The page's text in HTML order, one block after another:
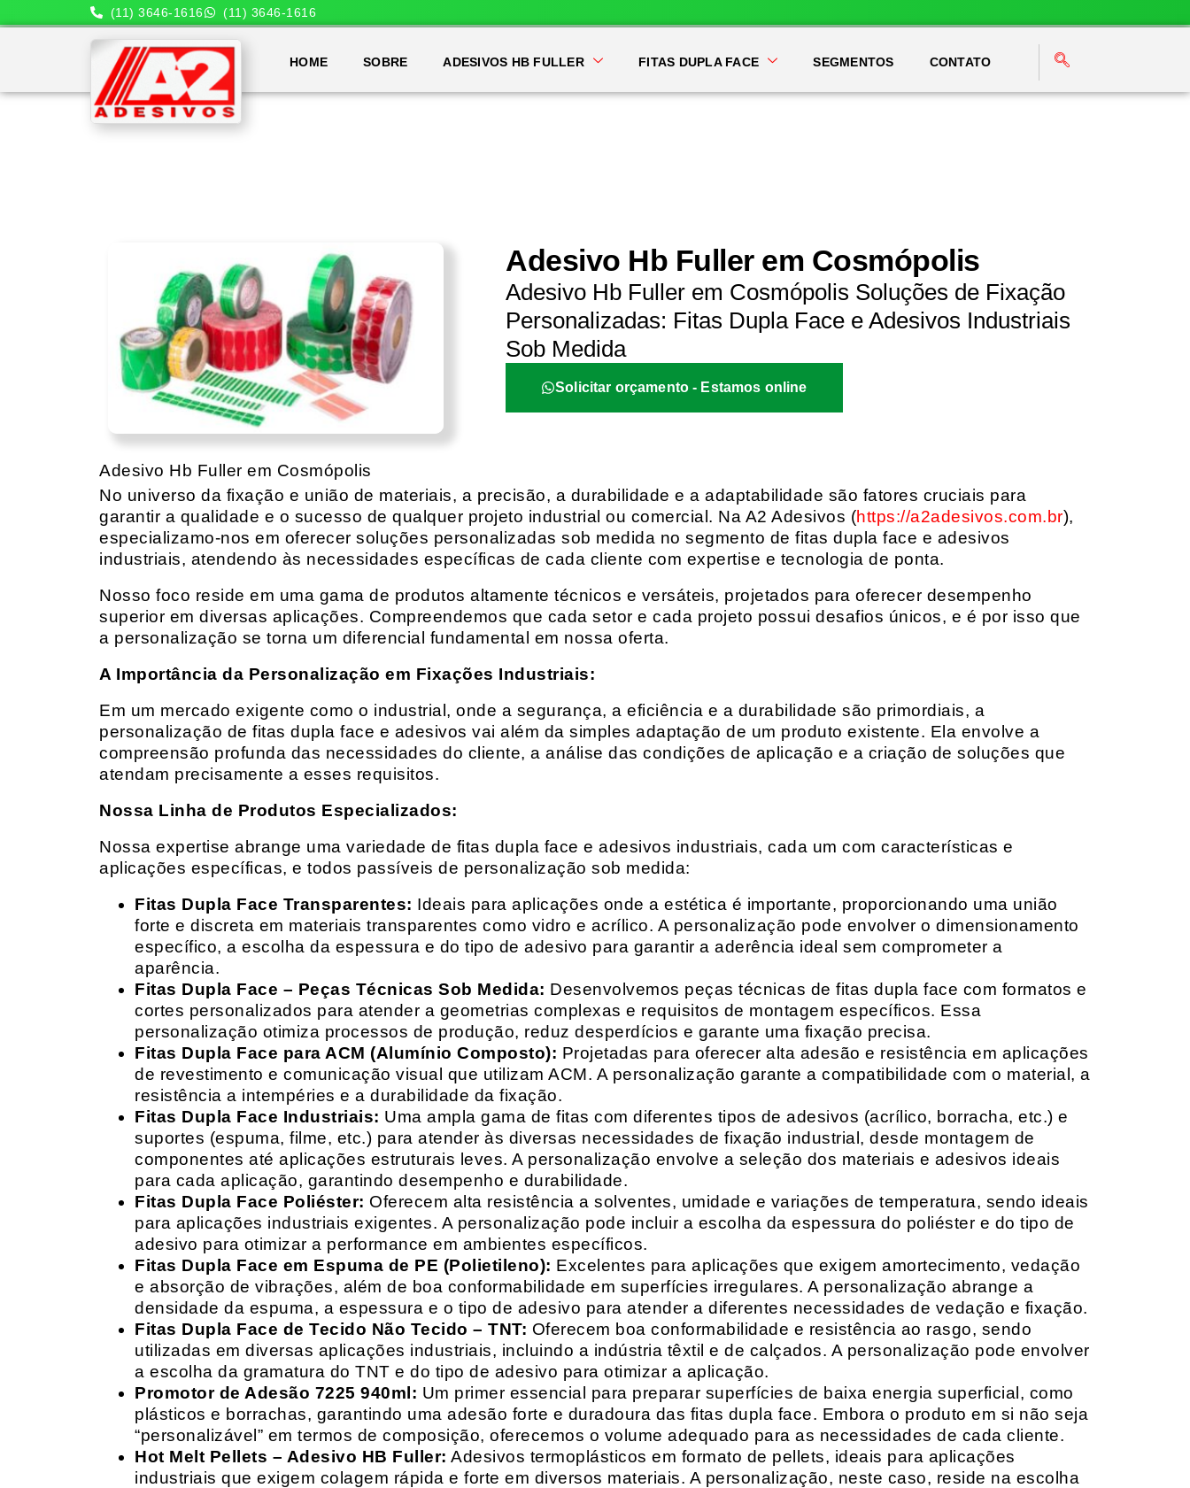
(11) 3646-1616 (11) 3646-1616
HOME SOBRE ADESIVOS HB FULLER FITAS DUPLA FACE SEGMENTOS CONTATO
Adesivo Hb Fuller em Cosmópolis
Adesivo Hb Fuller em Cosmópolis Soluções de Fixação
Personalizadas: Fitas Dupla Face e Adesivos Industriais
Sob Medida
Solicitar orçamento - Estamos online
Adesivo Hb Fuller em Cosmópolis
No universo da fixação e união de materiais, a precisão, a durabilidade e a adaptabilidade são fatores cruciais para
garantir a qualidade e o sucesso de qualquer projeto industrial ou comercial. Na A2 Adesivos (https://a2adesivos.com.br),
especializamo-nos em oferecer soluções personalizadas sob medida no segmento de fitas dupla face e adesivos
industriais, atendendo às necessidades específicas de cada cliente com expertise e tecnologia de ponta.
Nosso foco reside em uma gama de produtos altamente técnicos e versáteis, projetados para oferecer desempenho
superior em diversas aplicações. Compreendemos que cada setor e cada projeto possui desafios únicos, e é por isso que
a personalização se torna um diferencial fundamental em nossa oferta.
A Importância da Personalização em Fixações Industriais:
Em um mercado exigente como o industrial, onde a segurança, a eficiência e a durabilidade são primordiais, a
personalização de fitas dupla face e adesivos vai além da simples adaptação de um produto existente. Ela envolve a
compreensão profunda das necessidades do cliente, a análise das condições de aplicação e a criação de soluções que
atendam precisamente a esses requisitos.
Nossa Linha de Produtos Especializados:
Nossa expertise abrange uma variedade de fitas dupla face e adesivos industriais, cada um com características e
aplicações específicas, e todos passíveis de personalização sob medida:
Fitas Dupla Face Transparentes: Ideais para aplicações onde a estética é importante, proporcionando uma união
forte e discreta em materiais transparentes como vidro e acrílico. A personalização pode envolver o dimensionamento
específico, a escolha da espessura e do tipo de adesivo para garantir a aderência ideal sem comprometer a
aparência.
Fitas Dupla Face – Peças Técnicas Sob Medida: Desenvolvemos peças técnicas de fitas dupla face com formatos e
cortes personalizados para atender a geometrias complexas e requisitos de montagem específicos. Essa
personalização otimiza processos de produção, reduz desperdícios e garante uma fixação precisa.
Fitas Dupla Face para ACM (Alumínio Composto): Projetadas para oferecer alta adesão e resistência em aplicações
de revestimento e comunicação visual que utilizam ACM. A personalização garante a compatibilidade com o material, a
resistência a intempéries e a durabilidade da fixação.
Fitas Dupla Face Industriais: Uma ampla gama de fitas com diferentes tipos de adesivos (acrílico, borracha, etc.) e
suportes (espuma, filme, etc.) para atender às diversas necessidades de fixação industrial, desde montagem de
componentes até aplicações estruturais leves. A personalização envolve a seleção dos materiais e adesivos ideais
para cada aplicação, garantindo desempenho e durabilidade.
Fitas Dupla Face Poliéster: Oferecem alta resistência a solventes, umidade e variações de temperatura, sendo ideais
para aplicações industriais exigentes. A personalização pode incluir a escolha da espessura do poliéster e do tipo de
adesivo para otimizar a performance em ambientes específicos.
Fitas Dupla Face em Espuma de PE (Polietileno): Excelentes para aplicações que exigem amortecimento, vedação
e absorção de vibrações, além de boa conformabilidade em superfícies irregulares. A personalização abrange a
densidade da espuma, a espessura e o tipo de adesivo para atender a diferentes necessidades de vedação e fixação.
Fitas Dupla Face de Tecido Não Tecido – TNT: Oferecem boa conformabilidade e resistência ao rasgo, sendo
utilizadas em diversas aplicações industriais, incluindo a indústria têxtil e de calçados. A personalização pode envolver
a escolha da gramatura do TNT e do tipo de adesivo para otimizar a aplicação.
Promotor de Adesão 7225 940ml: Um primer essencial para preparar superfícies de baixa energia superficial, como
plásticos e borrachas, garantindo uma adesão forte e duradoura das fitas dupla face. Embora o produto em si não seja
“personalizável” em termos de composição, oferecemos o volume adequado para as necessidades de cada cliente.
Hot Melt Pellets – Adesivo HB Fuller: Adesivos termoplásticos em formato de pellets, ideais para aplicações
industriais que exigem colagem rápida e forte em diversos materiais. A personalização, neste caso, reside na escolha